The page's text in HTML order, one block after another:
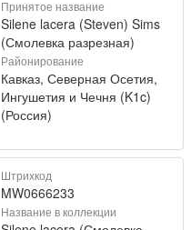
Принятое название
Silene lacera (Steven) Sims
(Смолевка разрезная)
Районирование
Кавказ, Северная Осетия,
Ингушетия и Чечня (K1c)
(Россия)
Штрихкод
MW0666233
Название в коллекции